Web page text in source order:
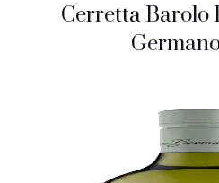
Cerretta Barolo